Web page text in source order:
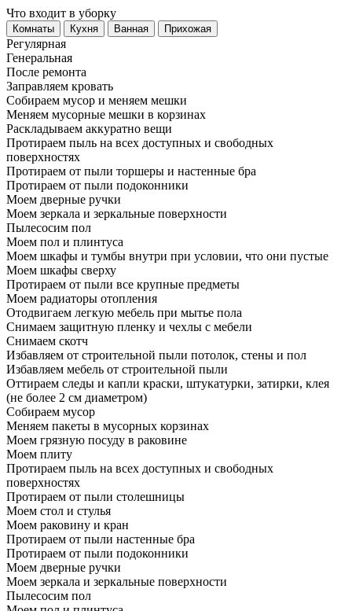
Что входит в уборку
Регу­лярная
Гене­ральная
После ремонта
Заправляем кровать
Собираем мусор и меняем мешки
Меняем мусорные мешки в корзинах
Раскладываем аккуратно вещи
Протираем пыль на всех доступных и свободных
поверхностях
Протираем от пыли торшеры и настенные бра
Протираем от пыли подоконники
Моем дверные ручки
Моем зеркала и зеркальные поверхности
Пылесосим пол
Моем пол и плинтуса
Моем шкафы и тумбы внутри при условии, что они пустые
Моем шкафы сверху
Протираем от пыли все крупные предметы
Моем радиаторы отопления
Отодвигаем легкую мебель при мытье пола
Снимаем защитную пленку и чехлы с мебели
Снимаем скотч
Избавляем от строительной пыли потолок, стены и пол
Избавляем мебель от строительной пыли
Оттираем следы и капли краски, штукатурки, затирки, клея
(не более 2 см диаметром)
Собираем мусор
Меняем пакеты в мусорных корзинах
Моем грязную посуду в раковине
Моем плиту
Протираем пыль на всех доступных и свободных
поверхностях
Протираем от пыли столешницы
Моем стол и стулья
Моем раковину и кран
Протираем от пыли настенные бра
Протираем от пыли подоконники
Моем дверные ручки
Моем зеркала и зеркальные поверхности
Пылесосим пол